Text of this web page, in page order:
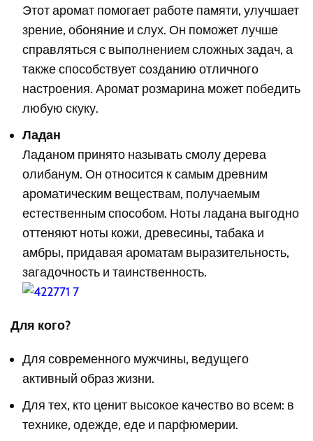
Этот аромат помогает работе памяти, улучшает
зрение, обоняние и слух. Он поможет лучше
справляться с выполнением сложных задач, а
также способствует созданию отличного
настроения. Аромат розмарина может победить
любую скуку.
Ладан
Ладаном принято называть смолу дерева
олибанум. Он относится к самым древним
ароматическим веществам, получаемым
естественным способом. Ноты ладана выгодно
оттеняют ноты кожи, древесины, табака и
амбры, придавая ароматам выразительность,
загадочность и таинственность.
Для кого?
Для современного мужчины, ведущего
активный образ жизни.
Для тех, кто ценит высокое качество во всем: в
технике, одежде, еде и парфюмерии.